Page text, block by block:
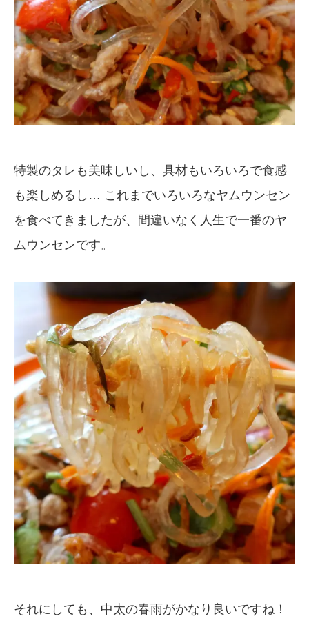
特製のタレも美味しいし、具材もいろいろで食感
も楽しめるし… これまでいろいろなヤムウンセン
を食べてきましたが、間違いなく人生で一番のヤ
ムウンセンです。
それにしても、中太の春雨がかなり良いですね！